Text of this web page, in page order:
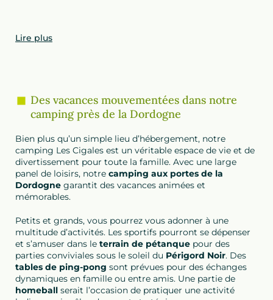
Lire plus
Des vacances mouvementées dans notre
camping près de la Dordogne
Bien plus qu’un simple lieu d’hébergement, notre
camping Les Cigales est un véritable espace de vie et de
divertissement pour toute la famille. Avec une large
panel de loisirs, notre camping aux portes de la
Dordogne garantit des vacances animées et
mémorables.
Petits et grands, vous pourrez vous adonner à une
multitude d’activités. Les sportifs pourront se dépenser
et s’amuser dans le terrain de pétanque pour des
parties conviviales sous le soleil du Périgord Noir. Des
tables de ping-pong sont prévues pour des échanges
dynamiques en famille ou entre amis. Une partie de
homeball serait l’occasion de pratiquer une activité